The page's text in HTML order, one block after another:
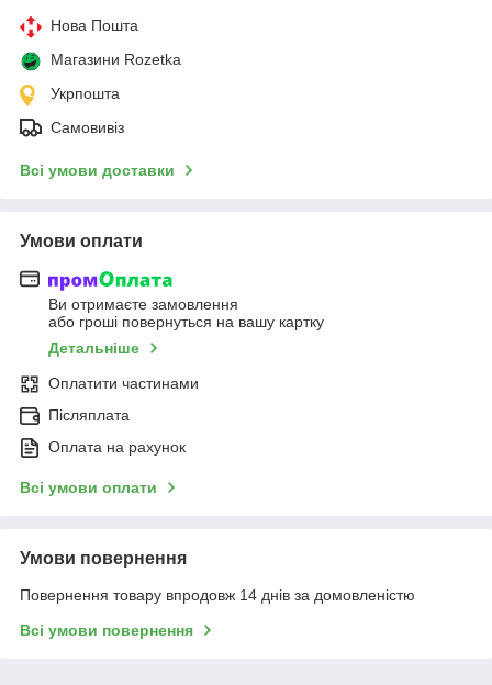
Нова Пошта
Магазини Rozetka
Укрпошта
Самовивіз
Всі умови доставки
Умови оплати
Ви отримаєте замовлення
або гроші повернуться на вашу картку
Детальніше
Оплатити частинами
Післяплата
Оплата на рахунок
Всі умови оплати
Умови повернення
Повернення товару впродовж 14 днів за домовленістю
Всі умови повернення